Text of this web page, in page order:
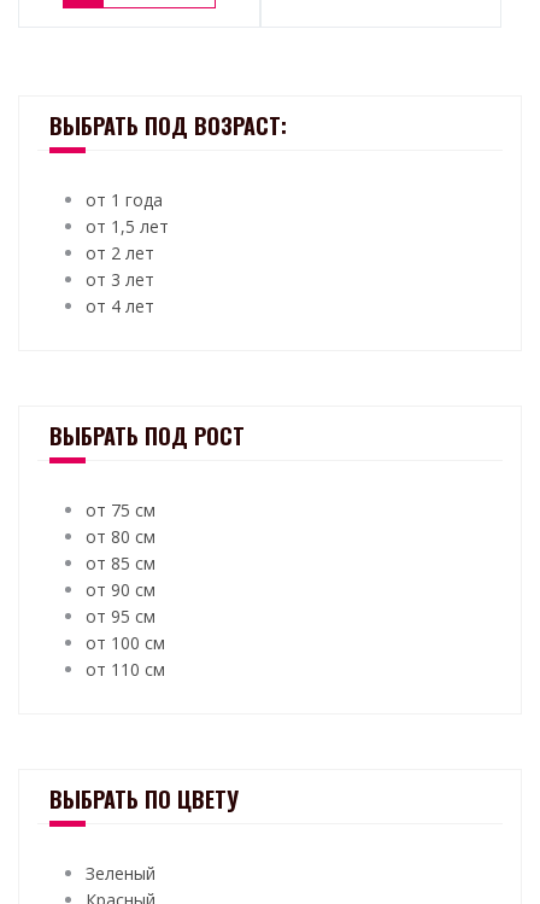
ВЫБРАТЬ ПОД ВОЗРАСТ:
от 1 года
от 1,5 лет
от 2 лет
от 3 лет
от 4 лет
ВЫБРАТЬ ПОД РОСТ
от 75 см
от 80 см
от 85 см
от 90 см
от 95 см
от 100 см
от 110 см
ВЫБРАТЬ ПО ЦВЕТУ
Зеленый